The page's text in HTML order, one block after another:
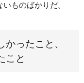
ものばかりだ。
ったこと、
こと